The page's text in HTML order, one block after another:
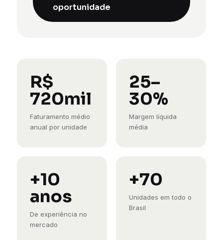
oportunidade
R$
720mil
Faturamento médio
anual por unidade
25–
30%
Margem líquida
média
+10
anos
De experiência no
mercado
+70
Unidades em todo o
Brasil